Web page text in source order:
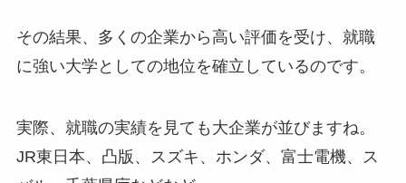
その結果、多くの企業から高い評価を受け、就職
に強い大学としての地位を確立しているのです。
実際、就職の実績を見ても大企業が並びますね。
JR東日本、凸版、スズキ、ホンダ、富士電機、ス